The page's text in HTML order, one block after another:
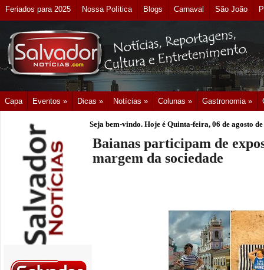
Feriados para 2025 Nossa Política Blogs Carnaval São João
Capa Eventos » Dicas » Notícias » Colunas » Gastronomia »
Seja bem-vindo. Hoje é Quinta-feira, 06 de agosto
Baianas participam de
margem da sociedade